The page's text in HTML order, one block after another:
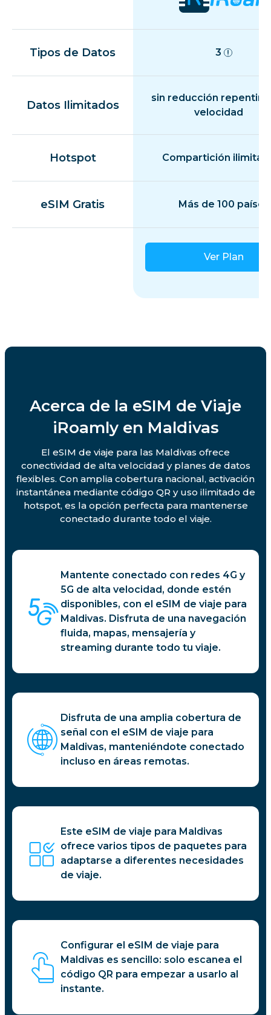
Tipos de Datos 3
Datos Ilimitados
sin reducción
velocidad
Hotspot Compartición
eSIM Gratis Más de 100 países
Ver Plan
Acerca de la eSIM de Viaje
iRoamly en Maldivas
El eSIM de viaje para las Maldivas ofrece
conectividad de alta velocidad y planes de datos
flexibles. Con amplia cobertura nacional, activación
instantánea mediante código QR y uso ilimitado de
hotspot, es la opción perfecta para mantenerse
conectado durante todo el viaje.
Mantente conectado con redes 4G y
5G de alta velocidad, donde estén
disponibles, con el eSIM de viaje para
Maldivas. Disfruta de una navegación
fluida, mapas, mensajería y
streaming durante todo tu viaje.
Disfruta de una amplia cobertura de
señal con el eSIM de viaje para
Maldivas, manteniéndote conectado
incluso en áreas remotas.
Este eSIM de viaje para Maldivas
ofrece varios tipos de paquetes para
adaptarse a diferentes necesidades
de viaje.
Configurar el eSIM de viaje para
Maldivas es sencillo: solo escanea el
código QR para empezar a usarlo al
instante.